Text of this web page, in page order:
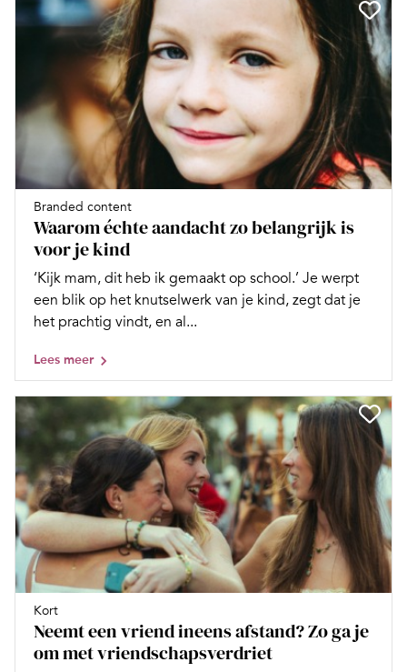
Branded content
Waarom échte aandacht zo belangrijk is
voor je kind
‘Kijk mam, dit heb ik gemaakt op school.’ Je werpt
een blik op het knutselwerk van je kind, zegt dat je
het prachtig vindt, en al...
Lees meer
Kort
Neemt een vriend ineens afstand? Zo ga je
om met vriendschapsverdriet